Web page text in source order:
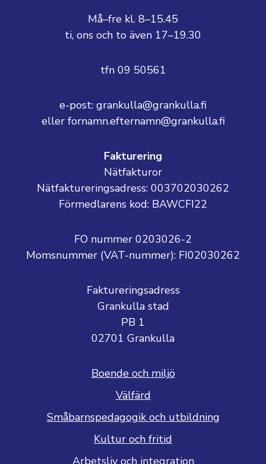
Må–fre kl. 8–15.45
ti, ons och to även 17–19.30
tfn 09 50561
e-post: grankulla@grankulla.fi
eller fornamn.efternamn@grankulla.fi
Fakturering
Nätfakturor
Nätfaktureringsadress: 003702030262
Förmedlarens kod: BAWCFI22
FO nummer 0203026-2
Momsnummer (VAT-nummer): FI02030262
Faktureringsadress
Grankulla stad
PB 1
02701 Grankulla
Boende och miljö
Välfärd
Småbarnspedagogik och utbildning
Kultur och fritid
Arbetsliv och integration